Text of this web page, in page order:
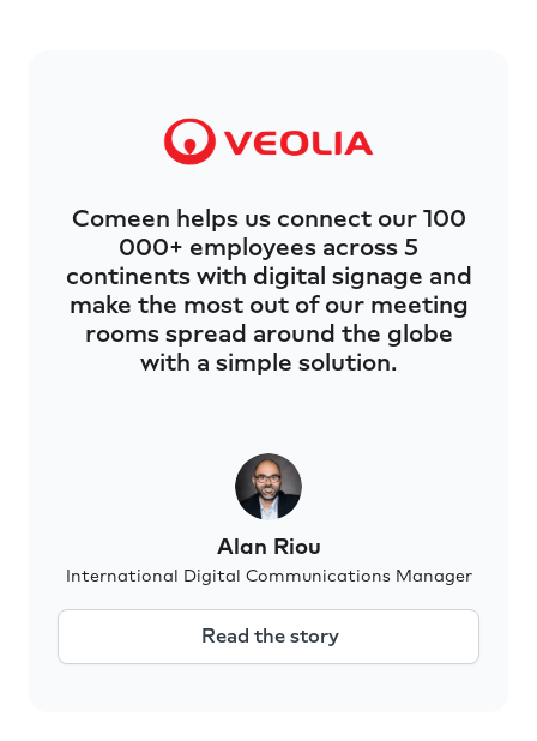
Comeen helps us connect our 100
000+ employees across 5
continents with digital signage and
make the most out of our meeting
rooms spread around the globe
with a simple solution.
Alan Riou
International Digital Communications Manager
Read the story